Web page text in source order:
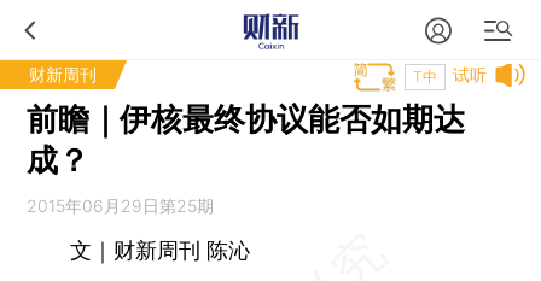
财新周刊 试听
T中
前瞻｜伊核最终协议能否如期达
成？
2015年06月29日第25期
文｜财新周刊 陈沁